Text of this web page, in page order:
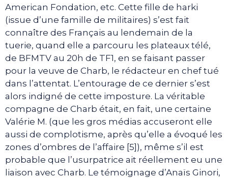
American Fondation, etc. Cette fille de harki
(issue d’une famille de militaires) s’est fait
connaître des Français au lendemain de la
tuerie, quand elle a parcouru les plateaux télé,
de BFMTV au 20h de TF1, en se faisant passer
pour la veuve de Charb, le rédacteur en chef tué
dans l’attentat. L’entourage de ce dernier s’est
alors indigné de cette imposture. La véritable
compagne de Charb était, en fait, une certaine
Valérie M. (que les gros médias accuseront elle
aussi de complotisme, après qu’elle a évoqué les
zones d’ombres de l’affaire [5]), même s’il est
probable que l’usurpatrice ait réellement eu une
liaison avec Charb. Le témoignage d’Anaïs Ginori,